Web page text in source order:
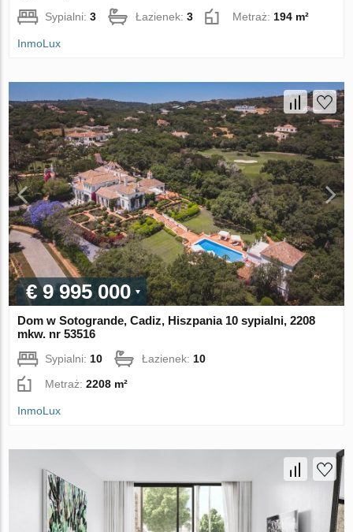
Sypialni:3 Łazienek:3 Metraż: 194 m²
InmoLux
€ 9 995 000
Dom w Sotogrande, Cadiz, Hiszpania 10 sypialni, 2208
mkw. nr 53516
Sypialni: 10 Łazienek: 10
Metraż:2208 m²
InmoLux